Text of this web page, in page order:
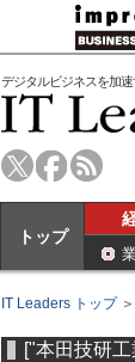
デジタルビジネスを加
トップ
IT Leaders トップ＞
["本田技研工